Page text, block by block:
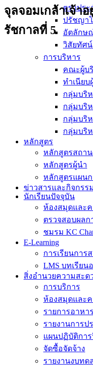
ตราประ
ปรัชญาโ
อัตลักษ
วิสัยทัศ
การบริหาร
คณะผู้บ
ทำเนียบ
กลุ่มบริ
กลุ่มบริ
กลุ่มบริ
กลุ่มบริ
หลักสูตร
หลักสูตรสถา
หลักสูตรผู้นำ
หลักสูตรแผนก
ข่าวสารและกิจกรรม
นักเรียนปัจจุบัน
ห้องสมุดและ
ตรวจสอบผลก
ชมรม KC
E-Learning
การเรียนการ
LMS บทเรียน
สิ่งอำนวยความสะด
การบริการ
ห้องสมุดและ
รายการอาหาร
รายงานการป
แผนปฏิบัติกา
จัดซื้อจัดจ้าง
รายงานงบทด
จุลจอมเกล้าเจ้า
รัชกาลที่ 5